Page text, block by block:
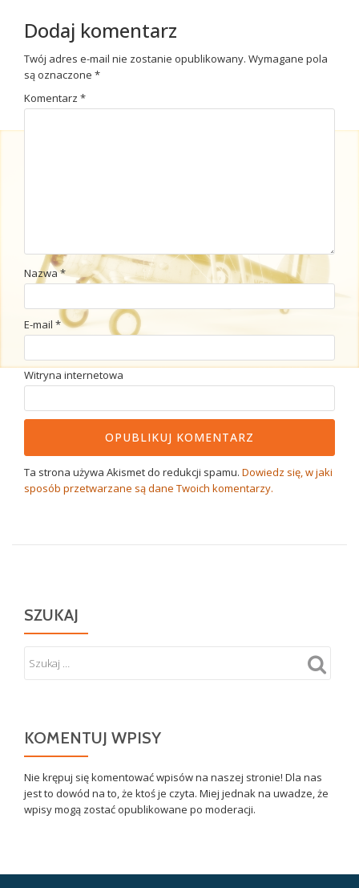
Dodaj komentarz
Twój adres e-mail nie zostanie opublikowany. Wymagane pola
są oznaczone *
Komentarz *
Nazwa*
E-mail *
Witryna internetowa
Ta strona używa Akismet do redukcji spamu. Dowiedz się, w jaki
sposób przetwarzane są dane Twoich komentarzy.
SZUKAJ
KOMENTUJ WPISY
Nie krępuj się komentować wpisów na naszej stronie! Dla nas
jest to dowód na to, że ktoś je czyta. Miej jednak na uwadze, że
wpisy mogą zostać opublikowane po moderacji.